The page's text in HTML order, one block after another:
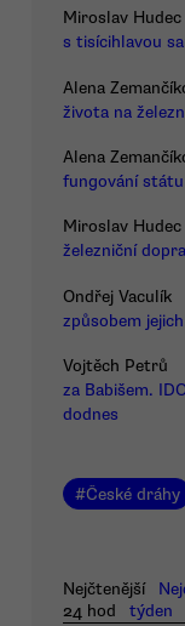
Miroslav Hudec
s tisícihlavou
Alena
života na
Alena
fungování státu
Miroslav Hudec
železniční
Ondřej Vaculík
způsobem
Vojtěch Petrů
za Babišem.
dodnes
#České dráhy
Nejčtenější
24 hod
týden